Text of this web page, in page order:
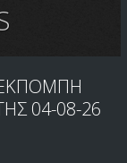
04-08-26